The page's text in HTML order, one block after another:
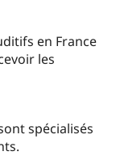
en France
les
spécialisés